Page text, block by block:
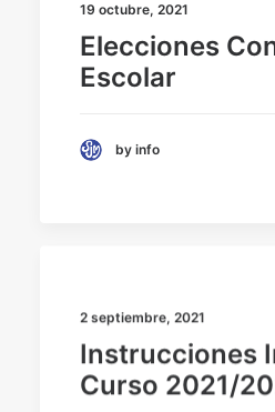
19 octubre, 2021
Elecciones
Escolar
by info
2 septiembre, 2021
Instrucciones
Curso 2021/